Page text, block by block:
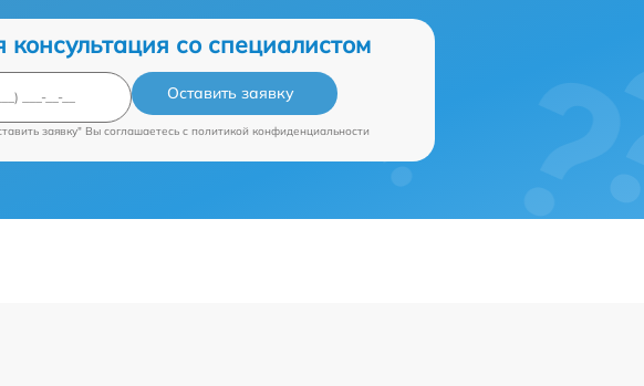
консультация со специалистом
Оставить заявку
заявку" Вы соглашаетесь c политикой конфиденциальности